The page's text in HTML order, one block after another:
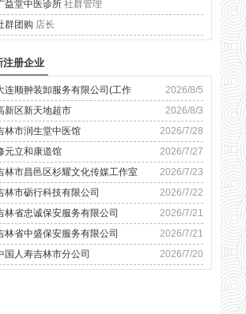
益堂中医诊所 社群管理
群团购 店长
注册企业
2026/8/5
连顺翀装卸服务有限公司(工作
2026/8/3
新区新天地超市
2026/7/28
林市润生堂中医馆
2026/7/27
元立和康道馆
2026/7/23
林市昌邑区杉耀文化传媒工作室
2026/7/22
林市砺行科技有限公司
2026/7/21
林省忠诚保安服务有限公司
2026/7/21
林省中盛保安服务有限公司
2026/7/20
国人寿吉林市分公司